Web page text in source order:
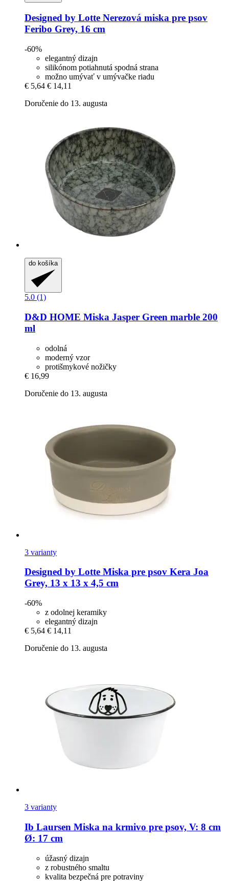
Designed by Lotte Nerezová miska pre psov
Feribo Grey, 16 cm
-60%
elegantný dizajn
silikónom potiahnutá spodná strana
možno umývať v umývačke riadu
€ 5,64 € 14,11
Doručenie do 13. augusta
do košíka
5.0 (1)
D&D HOME Miska Jasper Green marble 200
ml
odolná
moderný vzor
protišmykové nožičky
€ 16,99
Doručenie do 13. augusta
3 varianty
Designed by Lotte Miska pre psov Kera Joa
Grey, 13 x 13 x 4,5 cm
-60%
z odolnej keramiky
elegantný dizajn
€ 5,64 € 14,11
Doručenie do 13. augusta
3 varianty
Ib Laursen Miska na krmivo pre psov, V: 8 cm
Ø: 17 cm
úžasný dizajn
z robustného smaltu
kvalita bezpečná pre potraviny